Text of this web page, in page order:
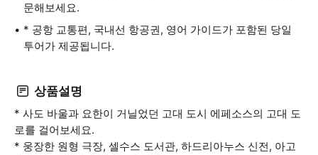
문해보세요.
* 공항 교통편, 국내선 항공권, 영어 가이드가 포함된 당일
투어가 제공됩니다.
상품설명
* 사도 바울과 요한이 거닐었던 고대 도시 에페소스의 고대 도
로를 걸어보세요.
* 웅장한 원형 극장, 셀수스 도서관, 하드리아누스 신전, 아고